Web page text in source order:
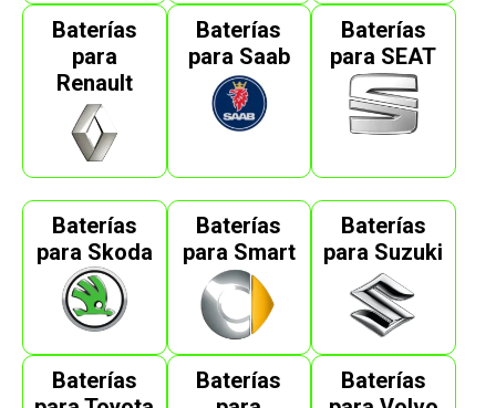
Baterías
para
Renault
Baterías
para Saab
Baterías
para SEAT
Baterías
para Skoda
Baterías
para Smart
Baterías
para Suzuki
Baterías
Baterías
Baterías